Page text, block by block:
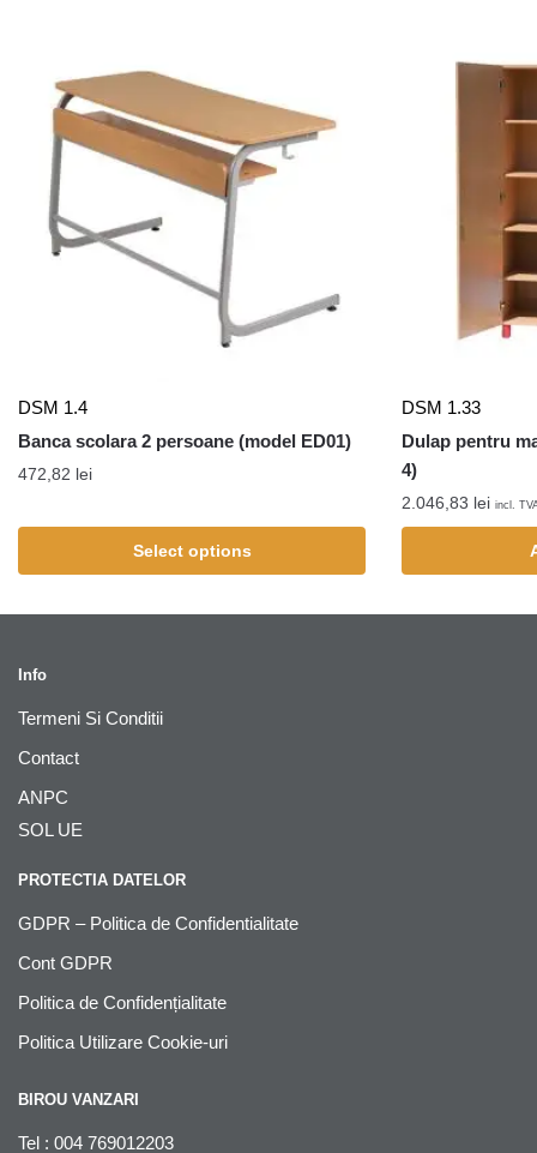
DSM 1.4
Banca scolara 2 persoane (model ED01)
472,82 lei
Select options
DSM 1.33
Dulap pentru
4)
2.046,83 lei incl.
Info
Termeni Si Conditii
Contact
ANPC
SOL UE
PROTECTIA DATELOR
GDPR – Politica de Confidentialitate
Cont GDPR
Politica de Confidențialitate
Politica Utilizare Cookie-uri
BIROU VANZARI
Tel : 004 769012203